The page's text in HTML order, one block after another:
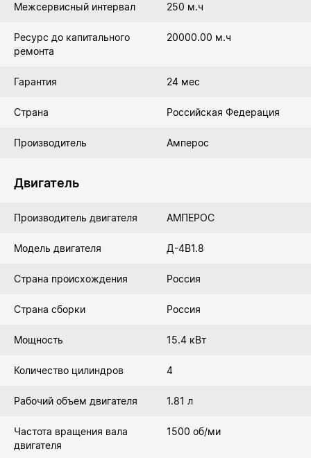
Межсервисный интервал 250 м.ч
Ресурс до капитального
ремонта
20000.00 м.ч
Гарантия 24 мес
Страна Российская Федерация
Производитель Амперос
Двигатель
Производитель двигателя АМПЕРОС
Модель двигателя Д-4В1.8
Страна происхождения Россия
Страна сборки Россия
Мощность 15.4 кВт
Количество цилиндров 4
Рабочий объем двигателя 1.81 л
Частота вращения вала
двигателя
1500 об/ми